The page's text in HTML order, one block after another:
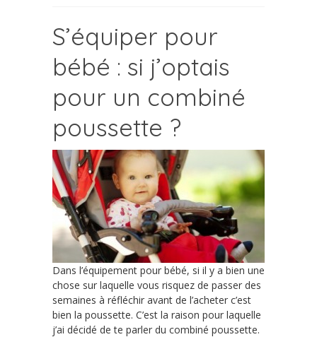
S’équiper pour
bébé : si j’optais
pour un combiné
poussette ?
Dans l’équipement pour bébé, si il y a bien une
chose sur laquelle vous risquez de passer des
semaines à réfléchir avant de l’acheter c’est
bien la poussette. C’est la raison pour laquelle
j’ai décidé de te parler du combiné poussette.